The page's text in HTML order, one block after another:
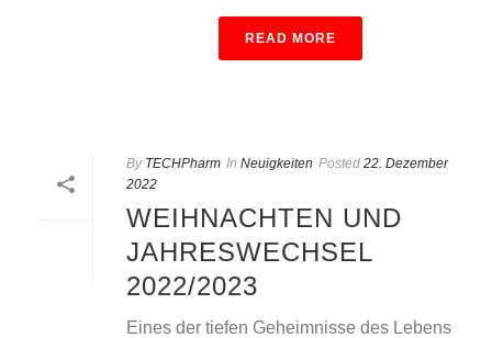
READ MORE
By TECHPharm In Neuigkeiten Posted 22. Dezember
2022
WEIHNACHTEN UND
JAHRESWECHSEL
2022/2023
Eines der tiefen Geheimnisse des Lebens